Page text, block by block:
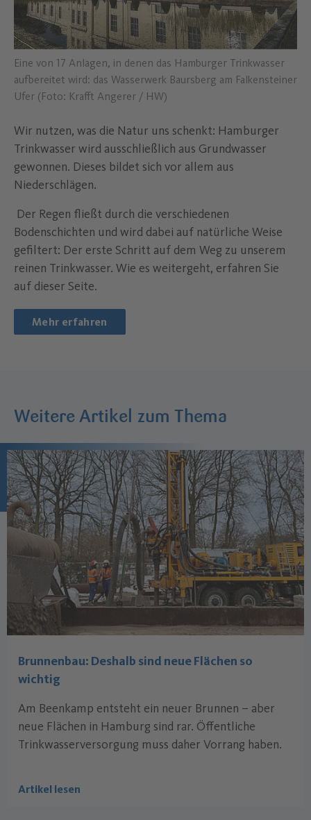
Eine von 17 Anlagen, in denen das Hamburger Trinkwasser
aufbereitet wird: das Wasserwerk Baursberg am Falkensteiner
Ufer (Foto: Krafft Angerer / HW)
Wir nutzen, was die Natur uns schenkt: Hamburger
Trinkwasser wird ausschließlich aus Grundwasser
gewonnen. Dieses bildet sich vor allem aus
Niederschlägen.
Der Regen fließt durch die verschiedenen
Bodenschichten und wird dabei auf natürliche Weise
gefiltert: Der erste Schritt auf dem Weg zu unserem
reinen Trinkwasser. Wie es weitergeht, erfahren Sie
auf dieser Seite.
Mehr erfahren
Weitere Artikel zum Thema
Brunnenbau: Deshalb sind neue Flächen so
wichtig
Am Beenkamp entsteht ein neuer Brunnen – aber
neue Flächen in Hamburg sind rar. Öffentliche
Trinkwasserversorgung muss daher Vorrang haben.
Artikel lesen